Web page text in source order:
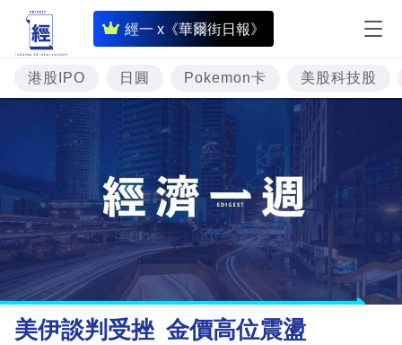
經一 x《華爾街日報》
即
時
財
經
專
題
投
資
樓
市
理
財
港股IPO 日圓 Pokemon卡 美股科技股
美伊談判受挫 金價高位震盪